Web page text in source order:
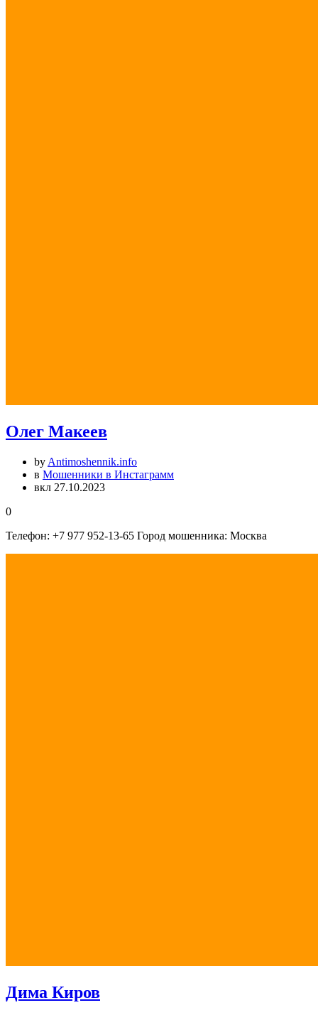
Олег Макеев
by Antimoshennik.info
в Мошенники в Инстаграмм
вкл 27.10.2023
0
Телефон: +7 977 952-13-65 Город мошенника: Москва
Дима Киров